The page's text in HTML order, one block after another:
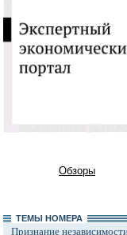
Обзоры
ТЕМЫ НОМЕРА
Признание